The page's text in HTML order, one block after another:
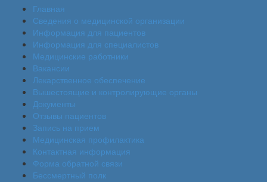
Главная
Сведения о медицинской организации
Информация для пациентов
Информация для специалистов
Медицинские работники
Вакансии
Лекарственное обеспечение
Вышестоящие и контролирующие органы
Документы
Отзывы пациентов
Запись на прием
Медицинская профилактика
Контактная информация
Форма обратной связи
Бессмертный полк